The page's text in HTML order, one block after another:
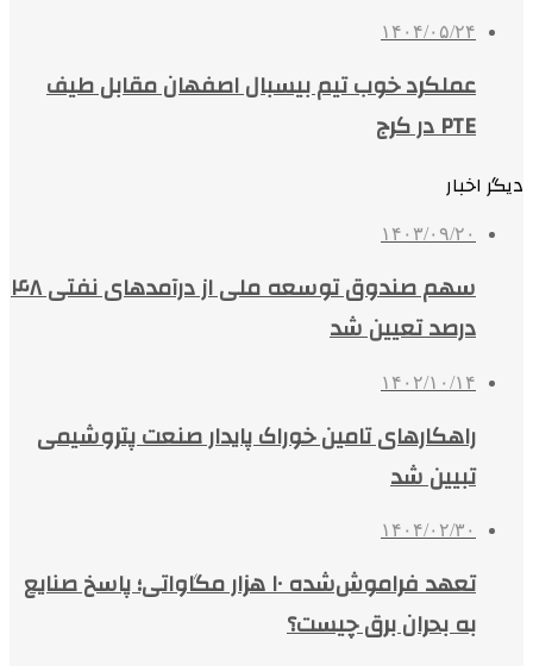
۱۴۰۴/۰۵/۲۴
عملکرد خوب تیم بیسبال اصفهان مقابل طیف
PTE در کرج
دیگر اخبار
۱۴۰۳/۰۹/۲۰
سهم صندوق توسعه ملی از درآمدهای نفتی ۴۸
درصد تعیین شد
۱۴۰۲/۱۰/۱۴
راهکارهای تامین خوراک پایدار صنعت پتروشیمی
تبیین شد
۱۴۰۴/۰۲/۳۰
تعهد فراموش‌شده ۱۰ هزار مگاواتی؛ پاسخ صنایع
به بحران برق چیست؟